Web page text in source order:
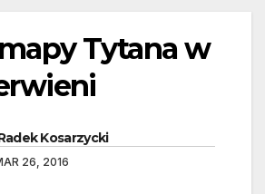
Tytana w
Kosarzycki
26, 2016